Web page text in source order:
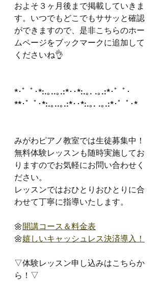
およそ３ヶ月後まで掲載していきま
す。いつでもどこでもササッと確認
ができますので、是非こちらのホー
ムページをブックマークに追加して
くださいね👌
*･゜ﾟ･*:.｡..｡.:*･･*:.｡. .｡.:*･゜ﾟ･
**･゜ﾟ･*:.｡..｡.:*･･*:.｡. .｡.:*･゜ﾟ･*
みがわピアノ教室では生徒募集中！
無料体験レッスンも随時実施してお
りますのでお気軽にお問い合わせく
ださい。
レッスンではおひとりおひとりに合
わせて丁寧に指導いたします。
🌼開講コース＆料金表
🌼嬉しいキャッシュレス決済導入！
▽体験レッスン申し込みはこちらか
ら！▽